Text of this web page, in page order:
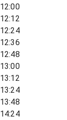
12:00
12:12
12:24
12:36
12:48
13:00
13:12
13:24
13:48
14:24